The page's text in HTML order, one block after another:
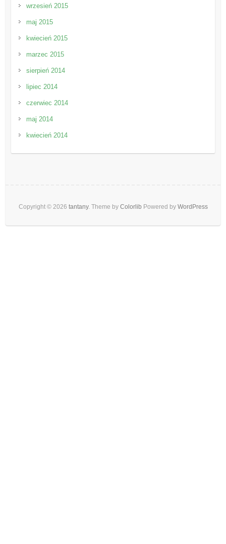
wrzesień 2015
maj 2015
kwiecień 2015
marzec 2015
sierpień 2014
lipiec 2014
czerwiec 2014
maj 2014
kwiecień 2014
Copyright © 2026 tantany. Theme by Colorlib Powered by WordPress